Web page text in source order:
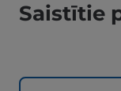
Saistītie